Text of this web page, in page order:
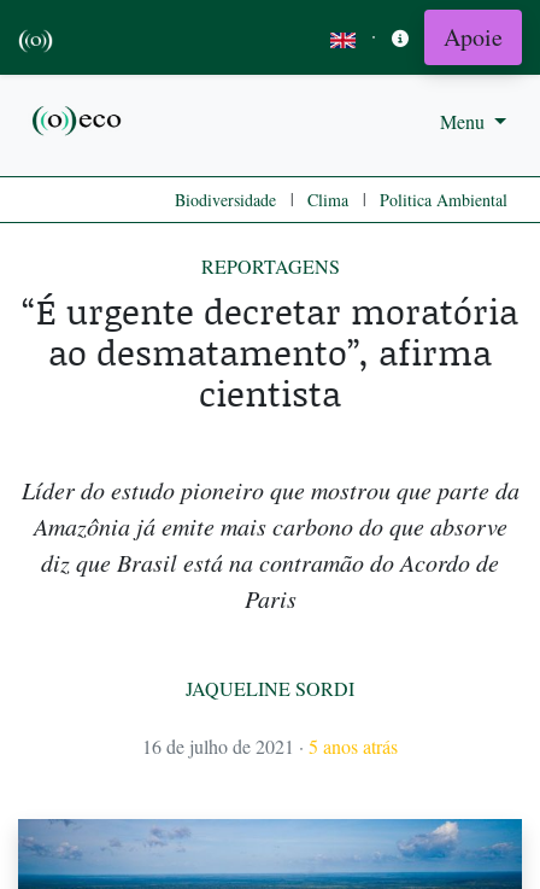
· Apoie
Menu
Biodiversidade | Clima | Politica Ambiental
REPORTAGENS
“É urgente decretar moratória
ao desmatamento”, afirma
cientista
Líder do estudo pioneiro que mostrou que parte da
Amazônia já emite mais carbono do que absorve
diz que Brasil está na contramão do Acordo de
Paris
JAQUELINE SORDI
16 de julho de 2021 · 5 anos atrás